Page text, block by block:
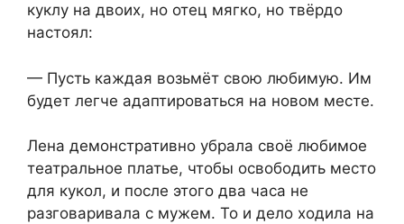
куклу на двоих, но отец мягко, но твёрдо
настоял:
— Пусть каждая возьмёт свою любимую. Им
будет легче адаптироваться на новом месте.
Лена демонстративно убрала своё любимое
театральное платье, чтобы освободить место
для кукол, и после этого два часа не
разговаривала с мужем. То и дело ходила на